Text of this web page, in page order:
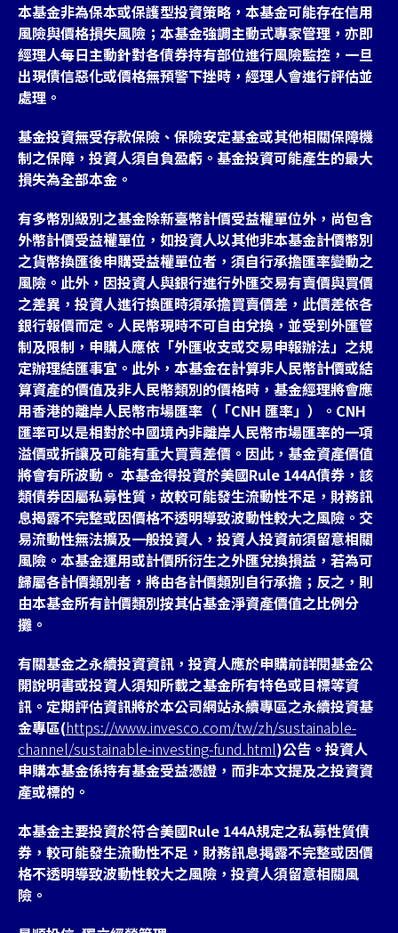
本基金非為保本或保護型投資策略，本基金可能存在信用
風險與價格損失風險；本基金強調主動式專家管理，亦即
經理人每日主動針對各債券持有部位進行風險監控，一旦
出現債信惡化或價格無預警下挫時，經理人會進行評估並
處理。
基金投資無受存款保險、保險安定基金或其他相關保障機
制之保障，投資人須自負盈虧。基金投資可能產生的最大
損失為全部本金。
有多幣別級別之基金除新臺幣計價受益權單位外，尚包含
外幣計價受益權單位，如投資人以其他非本基金計價幣別
之貨幣換匯後申購受益權單位者，須自行承擔匯率變動之
風險。此外，因投資人與銀行進行外匯交易有賣價與買價
之差異，投資人進行換匯時須承擔買賣價差，此價差依各
銀行報價而定。人民幣現時不可自由兌換，並受到外匯管
制及限制，申購人應依「外匯收支或交易申報辦法」之規
定辦理結匯事宜。此外，本基金在計算非人民幣計價或結
算資產的價值及非人民幣類別的價格時，基金經理將會應
用香港的離岸人民幣市場匯率（「CNH 匯率」）。CNH
匯率可以是相對於中國境內非離岸人民幣市場匯率的一項
溢價或折讓及可能有重大買賣差價。因此，基金資產價值
將會有所波動。 本基金得投資於美國Rule 144A債券，該
類債券因屬私募性質，故較可能發生流動性不足，財務訊
息揭露不完整或因價格不透明導致波動性較大之風險。交
易流動性無法擴及一般投資人，投資人投資前須留意相關
風險。本基金運用或計價所衍生之外匯兌換損益，若為可
歸屬各計價類別者，將由各計價類別自行承擔；反之，則
由本基金所有計價類別按其佔基金淨資產價值之比例分
攤。
有關基金之永續投資資訊，投資人應於申購前詳閱基金公
開說明書或投資人須知所載之基金所有特色或目標等資
訊。定期評估資訊將於本公司網站永續專區之永續投資基
金專區(https://www.invesco.com/tw/zh/sustainable-
channel/sustainable-investing-fund.html)公告。投資人
申購本基金係持有基金受益憑證，而非本文提及之投資資
產或標的。
本基金主要投資於符合美國Rule 144A規定之私募性質債
券，較可能發生流動性不足，財務訊息掲露不完整或因價
格不透明導致波動性較大之風險，投資人須留意相關風
險。